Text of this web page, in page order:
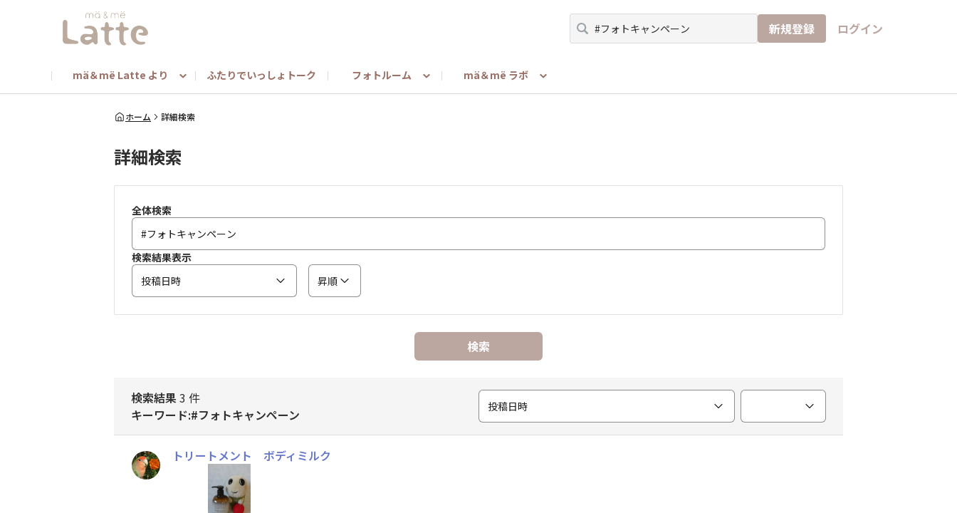
新規登録 ログイン
mä＆më Latte より
mä＆më ニュース
よくあるご質問（マー＆ミー商品について）
ふたりでいっしょトーク フォトルーム
ヘアアレンジ
mä＆më ラボ
みんな教えて！（担当者toメンバー）
ベストマー＆ミーキャンペーン
ホーム 詳細検索
詳細検索
全体検索
検索結果表示
投稿日時
昇順
検索
検索結果3 件
キーワード:#フォトキャンペーン
投稿日時
トリートメント ボディミルク